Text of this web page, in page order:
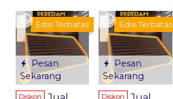
Pesan
Sekarang
Edisi Terbatas
Diskon
Pesan
Sekarang
Edisi Terbatas
Diskon